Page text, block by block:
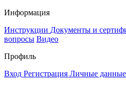
Информация
Инструкции Документы и
вопросы Видео
Профиль
Вход Регистрация Личные данные